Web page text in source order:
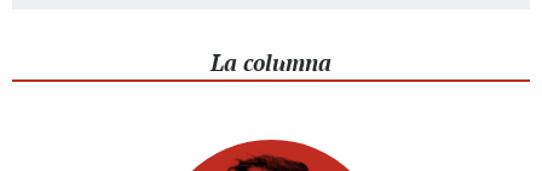
La columna